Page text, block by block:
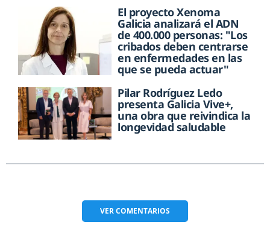
El proyecto Xenoma
Galicia analizará el ADN
de 400.000 personas: "Los
cribados deben centrarse
en enfermedades en las
que se pueda actuar"
Pilar Rodríguez Ledo
presenta Galicia Vive+,
una obra que reivindica la
longevidad saludable
VERCOMENTARIOS